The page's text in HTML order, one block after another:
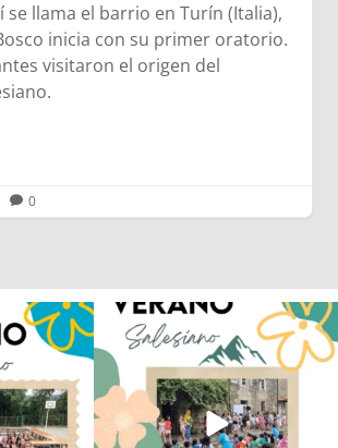
se llama el barrio en Turín (Italia),
inicia con su primer oratorio.
visitaron el origen del
 0
1º y 2º
2
La diversión y la alegría también se han
sentido...
97 0